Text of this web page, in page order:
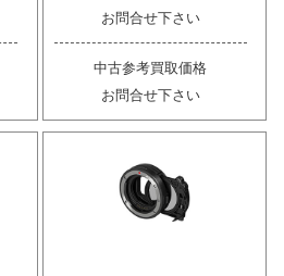
お問合せ下さい
中古参考買取価格
お問合せ下さい